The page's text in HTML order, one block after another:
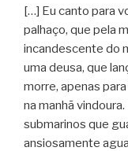
[…] Eu canto para
palhaço, que pela
incandescente do
uma deusa, que
morre, apenas
na manhã
submarinos que
ansiosamente